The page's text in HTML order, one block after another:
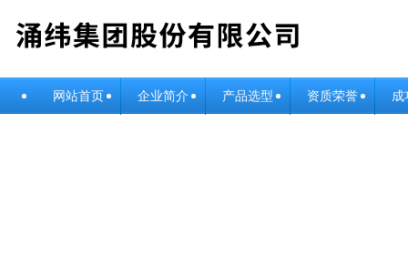
网站首页 企业简介 产品选型 资质荣誉 成